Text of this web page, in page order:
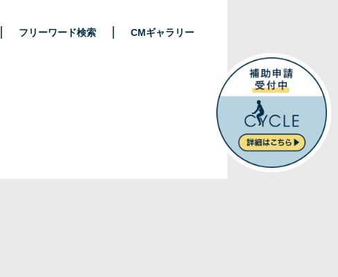
フリーワード検索 CMギャラリー